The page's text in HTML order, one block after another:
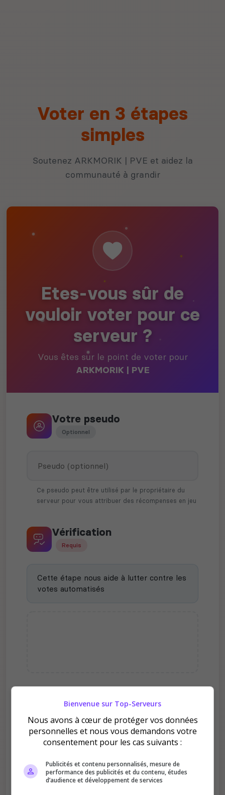
Voter en 3 étapes
simples
Soutenez ARKMORIK | PVE et aidez la
communauté à grandir
Etes-vous sûr de
vouloir voter pour ce
serveur ?
Vous êtes sur le point de voter pour
ARKMORIK | PVE
Votre pseudo
Optionnel
Ce pseudo peut être utilisé par le propriétaire du
serveur pour vous attribuer des récompenses en jeu
Vérification
Requis
Cette étape nous aide à lutter contre les
votes automatisés
Pourquoi voter pour
ARKMORIK | PVE ?
Améliore le classement
Bienvenue sur Top-Serveurs
Nous avons à cœur de protéger vos données
personnelles et nous vous demandons votre
consentement pour les cas suivants :
Publicités et contenu personnalisés, mesure de
performance des publicités et du contenu, études
d’audience et développement de services